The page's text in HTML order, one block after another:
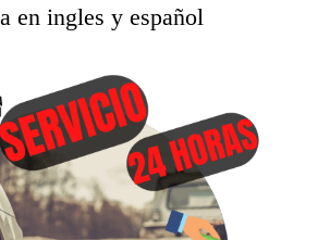
en ingles y español